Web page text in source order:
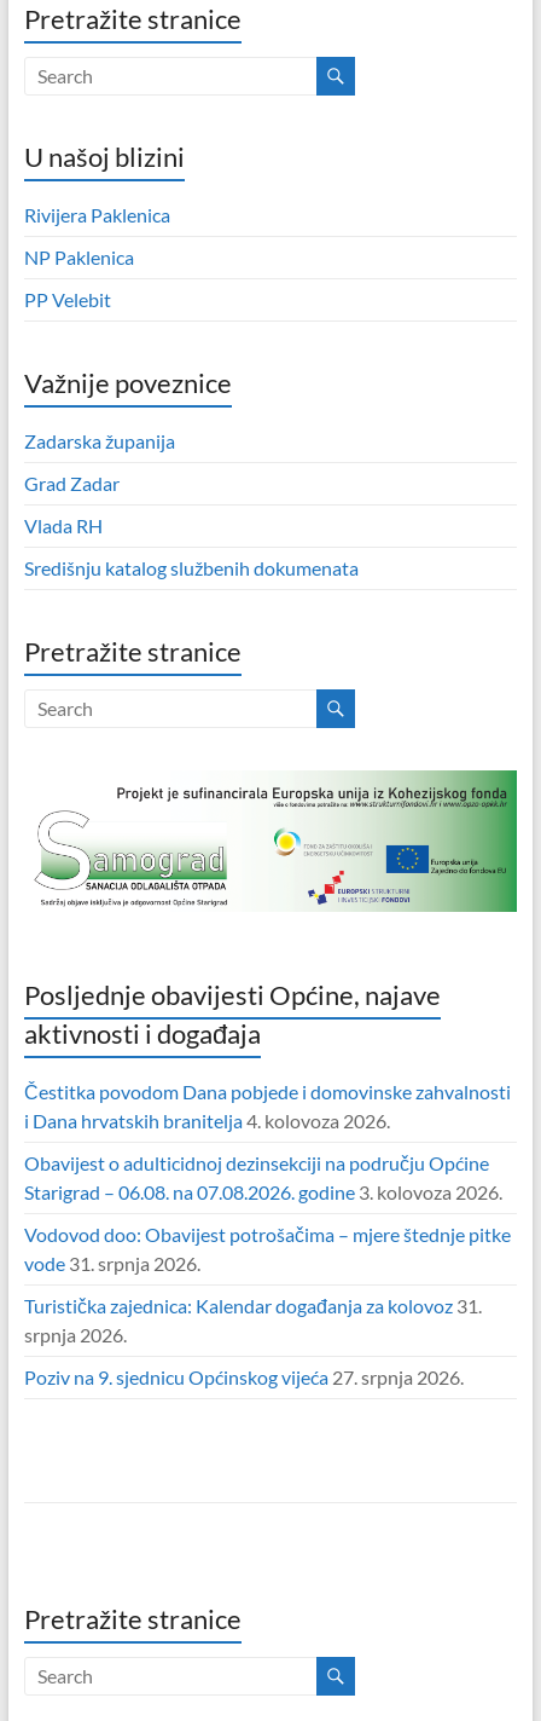
Pretražite stranice
U našoj blizini
Rivijera Paklenica
NP Paklenica
PP Velebit
Važnije poveznice
Zadarska županija
Grad Zadar
Vlada RH
Središnju katalog službenih dokumenata
Pretražite stranice
Posljednje obavijesti Općine, najave
aktivnosti i događaja
Čestitka povodom Dana pobjede i domovinske zahvalnosti
i Dana hrvatskih branitelja4. kolovoza 2026.
Obavijest o adulticidnoj dezinsekciji na području Općine
Starigrad – 06.08. na 07.08.2026. godine 3. kolovoza 2026.
Vodovod doo: Obavijest potrošačima – mjere štednje pitke
vode 31. srpnja 2026.
Turistička zajednica: Kalendar događanja za kolovoz 31.
srpnja 2026.
Poziv na 9. sjednicu Općinskog vijeća 27. srpnja 2026.
Pretražite stranice